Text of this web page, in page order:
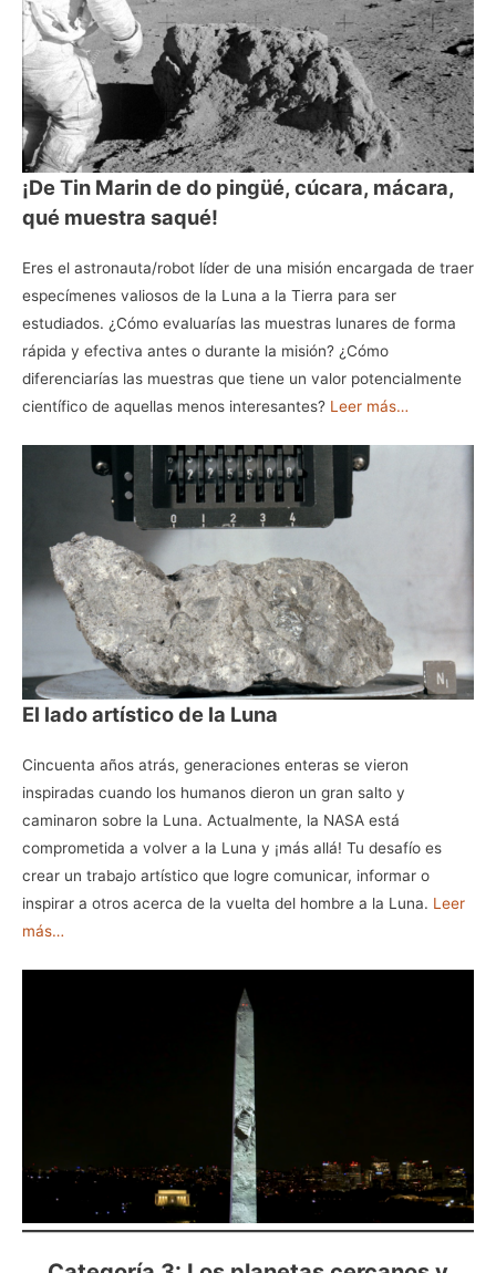
¡De Tin Marin de do pingüé, cúcara, mácara,
qué muestra saqué!
Eres el astronauta/robot líder de una misión encargada de traer
especímenes valiosos de la Luna a la Tierra para ser
estudiados. ¿Cómo evaluarías las muestras lunares de forma
rápida y efectiva antes o durante la misión? ¿Cómo
diferenciarías las muestras que tiene un valor potencialmente
científico de aquellas menos interesantes? Leer más…
El lado artístico de la Luna
Cincuenta años atrás, generaciones enteras se vieron
inspiradas cuando los humanos dieron un gran salto y
caminaron sobre la Luna. Actualmente, la NASA está
comprometida a volver a la Luna y ¡más allá! Tu desafío es
crear un trabajo artístico que logre comunicar, informar o
inspirar a otros acerca de la vuelta del hombre a la Luna. Leer
más…